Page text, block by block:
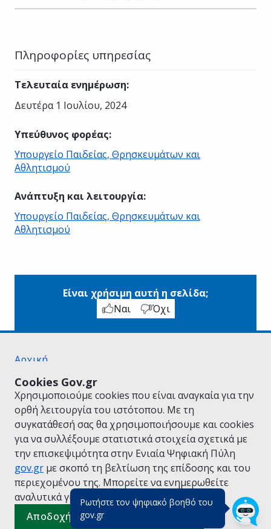
Ρωτήστε τον ψηφιακό βοηθό του
gov.gr(πάτησε για κλείσιμο)
Cookies Gov.gr
Χρησιμοποιούμε cookies που είναι αναγκαία για την
ορθή λειτουργία του ιστότοπου. Με τη
συγκατάθεσή σας θα χρησιμοποιήσουμε και cookies
για να συλλέξουμε στατιστικά στοιχεία σχετικά με
την επισκεψιμότητα στην Ενιαία Ψηφιακή Πύλη
gov.gr με σκοπό τη βελτίωση της επίδοσης και του
περιεχομένου της. Μπορείτε να ενημερωθείτε
αναλυτικά για την Πολιτική Cookies.
Αποδοχή όλων
Πληροφορίες υπηρεσίας
Τελευταία ενημέρωση:
Δευτέρα 1 Ιουλίου, 2024
Υπεύθυνος φορέας:
Υπουργείο Παιδείας, Θρησκευμάτων και
Αθλητισμού
Ανάπτυξη και λειτουργία:
Υπουργείο Παιδείας, Θρησκευμάτων και
Αθλητισμού
Είναι χρήσιμη αυτή η σελίδα;
Ναι
Όχι
Αρχική
Όροι Χρήσης
Πολιτική Απορρήτου
Δήλωση προσβασιμότητας
Πολιτική cookies
Προτάσεις για το gov.gr
Υλοποίηση από το Υπουργείο Ψηφιακής
Διακυβέρνησης
Ελληνικά |Αγγλικά